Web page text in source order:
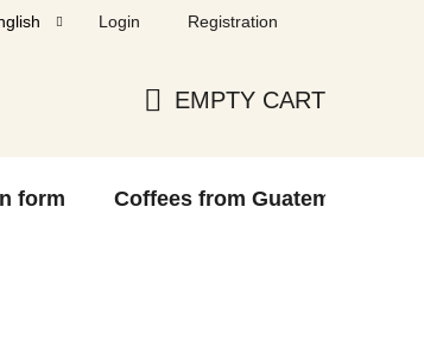
Login Registration
CART
EMPTY CART
form Coffees from Guatemala